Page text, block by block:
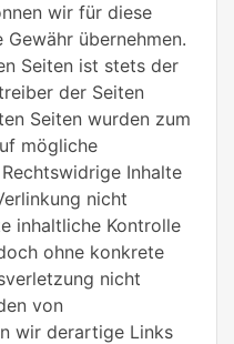
wir für diese
übernehmen.
Seiten ist stets der
der Seiten
Seiten wurden zum
mögliche
Inhalte
nicht
inhaltliche Kontrolle
ohne konkrete
nicht
von
wir derartige Links